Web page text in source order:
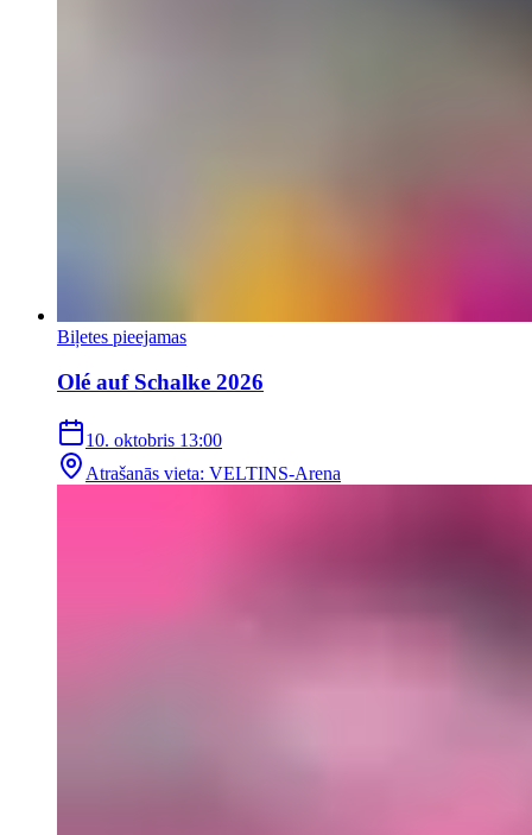
Biļetes pieejamas
Olé auf Schalke 2026
10. oktobris 13:00
Atrašanās vieta: VELTINS-Arena